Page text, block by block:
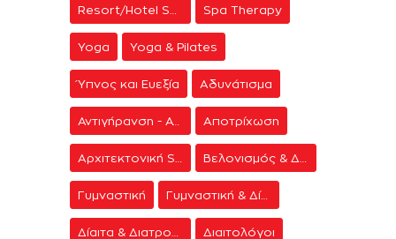
Spa Therapy
Yoga Yoga & Pilates
Ύπνος και Ευεξία Αδυνάτισμα
Αντιγήρανση - Ανάπλαση Προσώπου Αποτρίχωση
Γυμναστική Γυμναστική & Δίαιτα
Διαιτολόγοι